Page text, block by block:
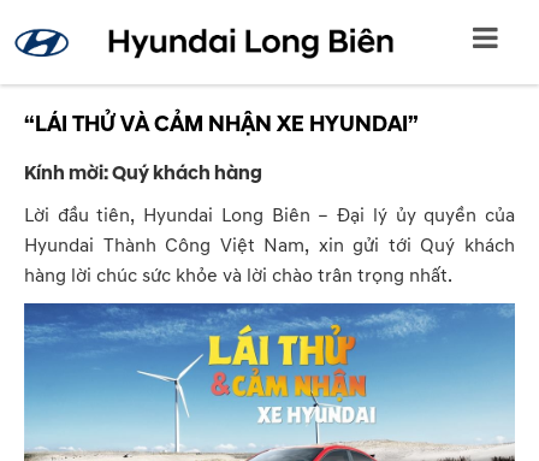
“LÁI THỬ VÀ CẢM NHẬN XE HYUNDAI”
Kính mời: Quý khách hàng
Lời đầu tiên, Hyundai Long Biên – Đại lý ủy quyền của
Hyundai Thành Công Việt Nam, xin gửi tới Quý khách
hàng lời chúc sức khỏe và lời chào trân trọng nhất.